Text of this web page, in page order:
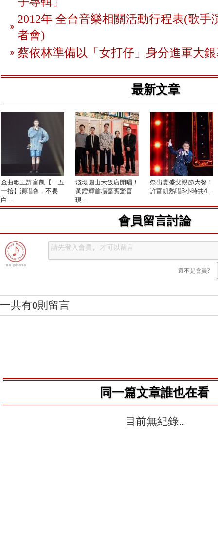
2012年 全台音樂相關活動行程表(歌手
者會)
蔡依林準備以「女打仔」身分進軍大
最新文章
金曲歌王許富凱【一五
一拾】演唱會，不畏
白...
淺堤圓山大飯店開唱！
黃鐙輝首場嘉賓驚喜
現...
祭出豐盛父親節大餐！
許富凱熱唱3小時共4...
會員留言討論
還不是會員?
一共有0則留言
同一篇文章誰也在看
目前無紀錄..